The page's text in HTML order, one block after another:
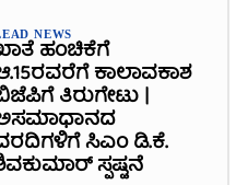
NEWS
ಹಂಚಿಕೆಗೆ
ಕಾಲಾವಕಾಶ
ತಿರುಗೇಟು |
ಸಿಎಂ ಡಿ.ಕೆ.
ಸ್ಪಷ್ಟನೆ